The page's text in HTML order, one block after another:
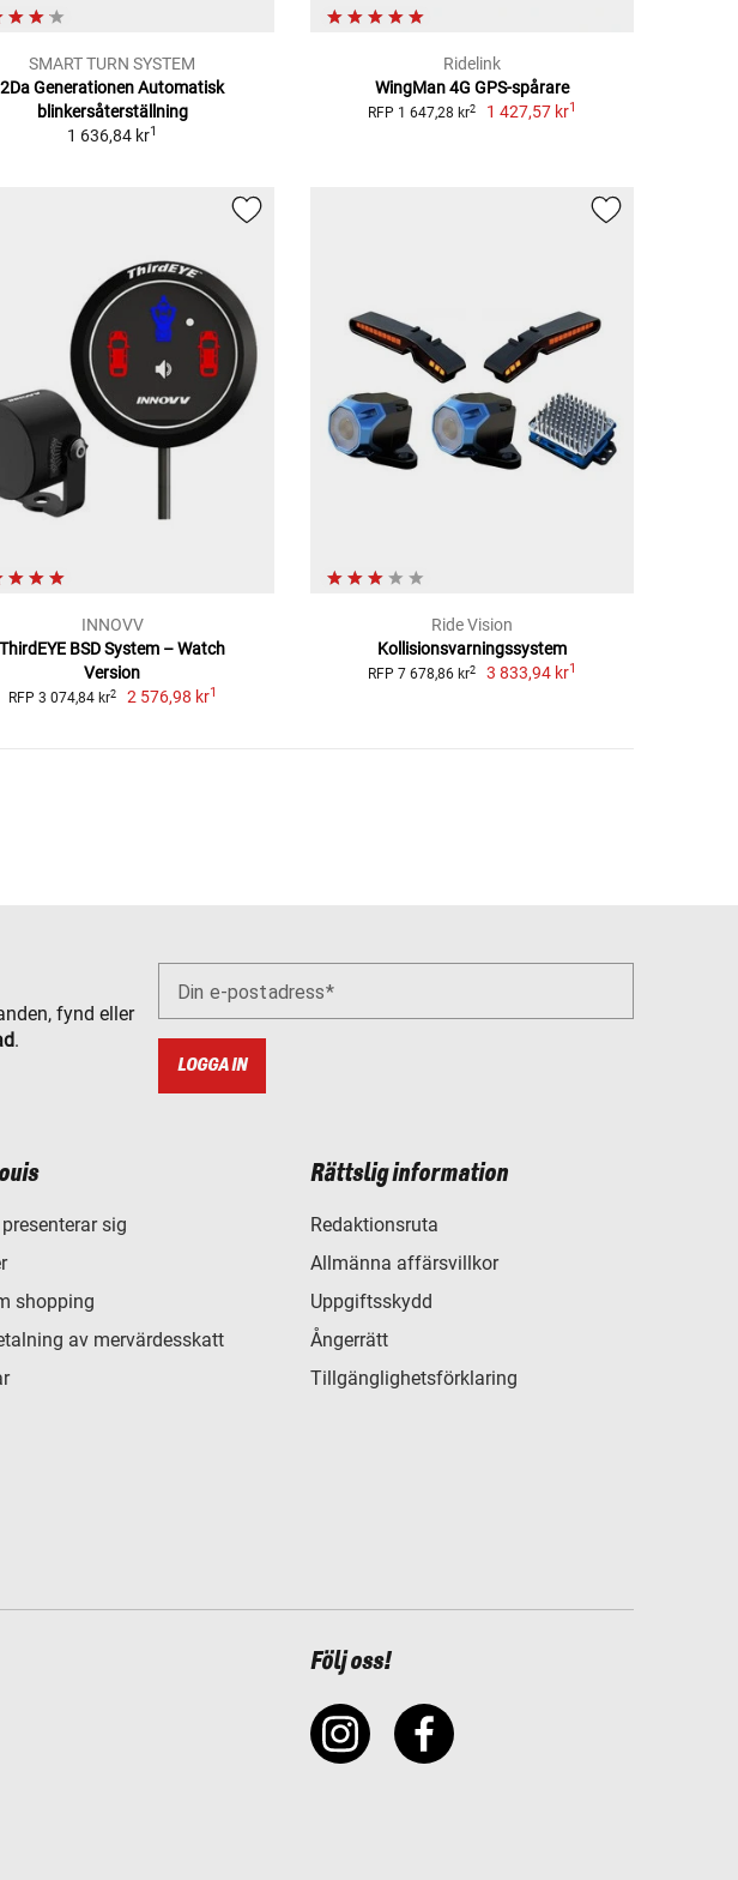
SMART TURN SYSTEM
2Da Generationen Automatisk
blinkersåterställning
1 636,84 kr1
Ridelink
WingMan 4G GPS-spårare
RFP 1 647,28 kr2 1 427,57 kr1
INNOVV
ThirdEYE BSD System – Watch
Version
RFP 3 074,84 kr2 2 576,98 kr1
Ride Vision
Kollisionsvarningssystem
RFP 7 678,86 kr2 3 833,94 kr1
fynd eller
.
Din e-postadress
LOGGA IN
sig
shopping
av mervärdesskatt
Rättslig information
Redaktionsruta
Allmänna affärsvillkor
Uppgiftsskydd
Ångerrätt
Tillgänglighetsförklaring
Följ oss!